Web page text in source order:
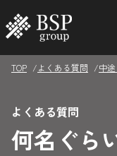
TOP よくある質問 中
よくある質問
何名ぐら